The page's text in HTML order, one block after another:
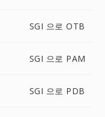
SGI 으로 OTB
SGI 으로 PAM
SGI 으로 PDB